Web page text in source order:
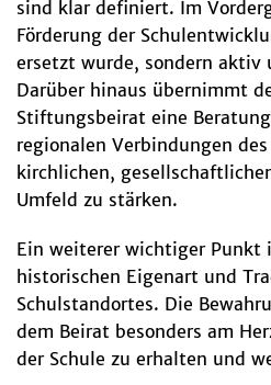
sind klar definiert. Im
Förderung der
ersetzt wurde, sondern
Darüber hinaus übernimmt
Stiftungsbeirat eine
regionalen Verbindungen
kirchlichen,
Umfeld zu stärken.
Ein weiterer wichtiger Punkt
historischen Eigenart und
Schulstandortes. Die
dem Beirat besonders am
der Schule zu erhalten und